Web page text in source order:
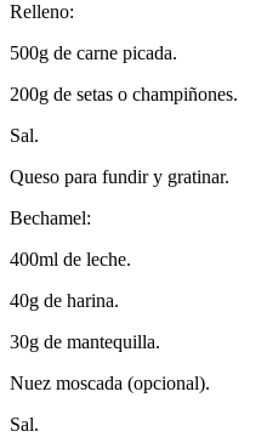
Relleno:
500g de carne picada.
200g de setas o champiñones.
Sal.
Queso para fundir y gratinar.
Bechamel:
400ml de leche.
40g de harina.
30g de mantequilla.
Nuez moscada (opcional).
Sal.